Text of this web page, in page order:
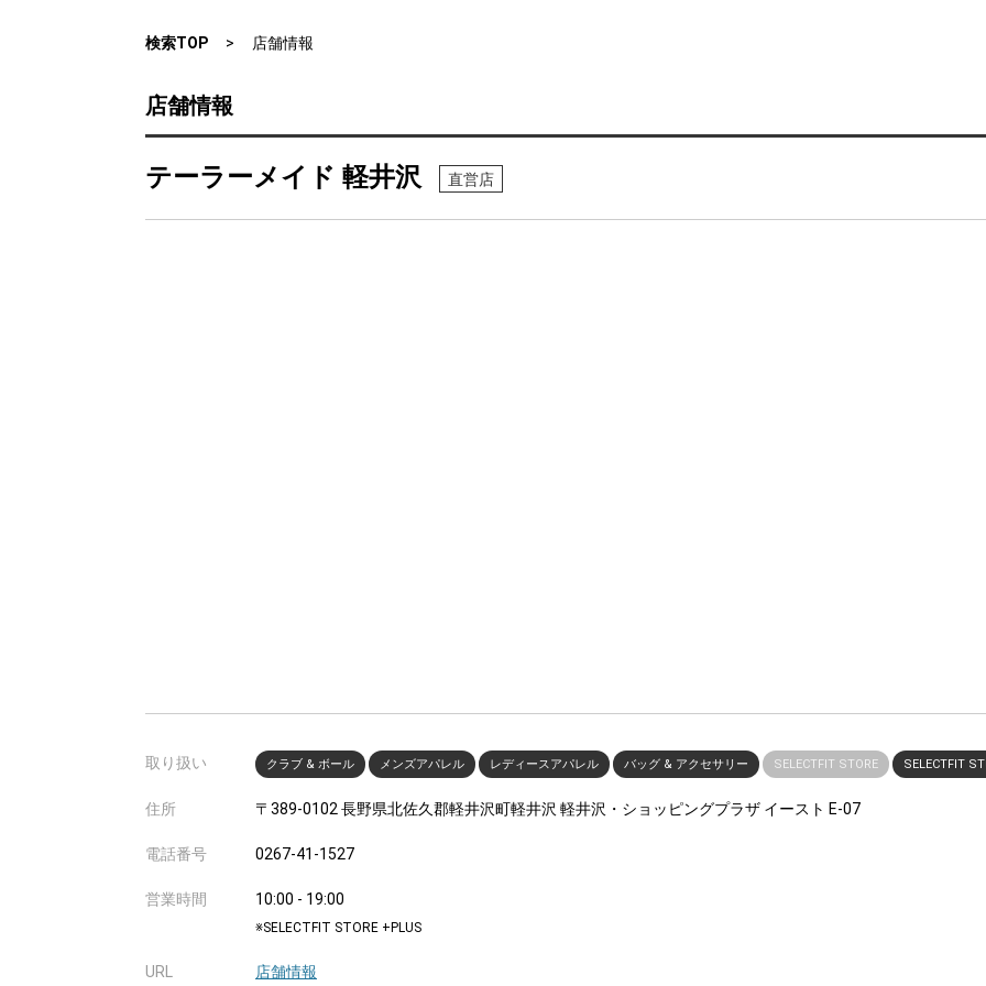
検索TOP 店舗情報
店舗情報
テーラーメイド 軽井沢 直営店
取り扱い クラブ & ボール メンズアパレル レディースアパレル バッグ & アクセサリー SELECTFIT STORE SELECTFIT
住所 〒389-0102 長野県北佐久郡軽井沢町軽井沢 軽井沢・ショッピングプラザ イースト E-07
電話番号 0267-41-1527
営業時間 10:00 - 19:00
※SELECTFIT STORE +PLUS
URL 店舗情報